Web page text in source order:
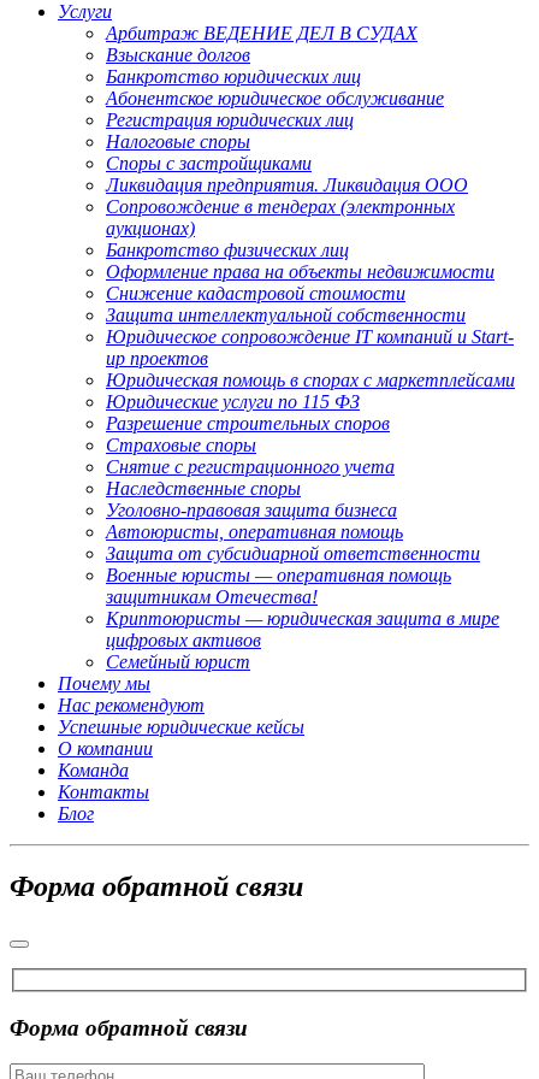
Услуги
Арбитраж ВЕДЕНИЕ ДЕЛ В СУДАХ
Взыскание долгов
Банкротство юридических лиц
Абонентское юридическое обслуживание
Регистрация юридических лиц
Налоговые споры
Споры с застройщиками
Ликвидация предприятия. Ликвидация ООО
Сопровождение в тендерах (электронных
аукционах)
Банкротство физических лиц
Оформление права на объекты недвижимости
Снижение кадастровой стоимости
Защита интеллектуальной собственности
Юридическое сопровождение IT компаний и Start-
up проектов
Юридическая помощь в спорах с маркетплейсами
Юридические услуги по 115 ФЗ
Разрешение строительных споров
Страховые споры
Снятие с регистрационного учета
Наследственные споры
Уголовно-правовая защита бизнеса
Автоюристы, оперативная помощь
Защита от субсидиарной ответственности
Военные юристы — оперативная помощь
защитникам Отечества!
Криптоюристы — юридическая защита в мире
цифровых активов
Семейный юрист
Почему мы
Нас рекомендуют
Успешные юридические кейсы
О компании
Команда
Контакты
Блог
Форма обратной связи
Форма обратной связи